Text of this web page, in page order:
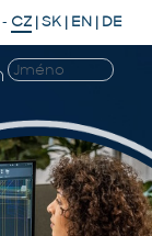
- CZ |SK | EN | DE